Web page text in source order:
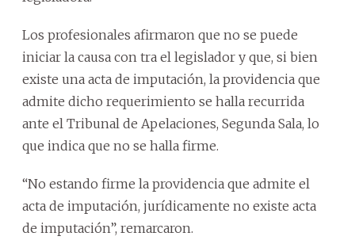
Los profesionales afirmaron que no se puede
iniciar la causa con tra el legislador y que, si bien
existe una acta de imputación, la providencia que
admite dicho requerimiento se halla recurrida
ante el Tribunal de Apelaciones, Segunda Sala, lo
que indica que no se halla firme.
“No estando firme la providencia que admite el
acta de imputación, jurídicamente no existe acta
de imputación”, remarcaron.